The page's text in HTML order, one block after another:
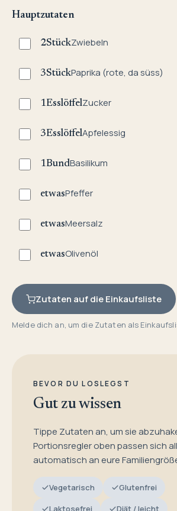
Hauptzutaten
2StückZwiebeln
3StückPaprika (rote, da süss)
1EsslöffelZucker
3EsslöffelApfelessig
1BundBasilikum
etwasPfeffer
etwasMeersalz
etwasOlivenöl
Zutaten auf die Einkaufsliste
Melde dich an, um die Zutaten als
BEVOR DU LOSLEGST
Gut zu wissen
Tippe Zutaten an, um sie
Portionsregler oben passen sich
automatisch an eure
Vegetarisch
Glutenfrei
Laktosefrei
Diät / leicht